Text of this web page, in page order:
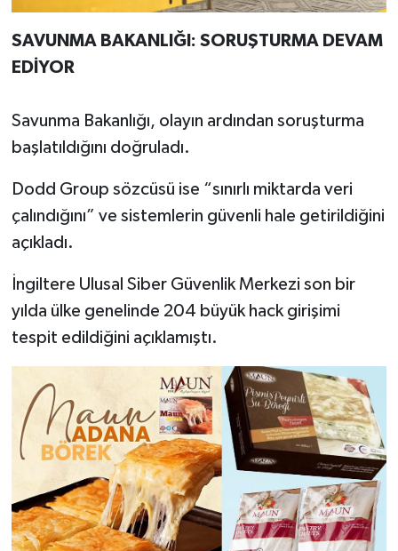
SAVUNMA BAKANLIĞI: SORUŞTURMA DEVAM
EDİYOR
Savunma Bakanlığı, olayın ardından soruşturma
başlatıldığını doğruladı.
Dodd Group sözcüsü ise “sınırlı miktarda veri
çalındığını” ve sistemlerin güvenli hale getirildiğini
açıkladı.
İngiltere Ulusal Siber Güvenlik Merkezi son bir
yılda ülke genelinde 204 büyük hack girişimi
tespit edildiğini açıklamıştı.